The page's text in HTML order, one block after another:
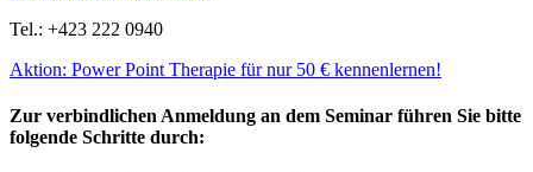
Tel.: +423 222 0940
Aktion: Power Point Therapie für nur 50 € kennenlernen!
Zur verbindlichen Anmeldung an dem Seminar führen Sie bitte
folgende Schritte durch: